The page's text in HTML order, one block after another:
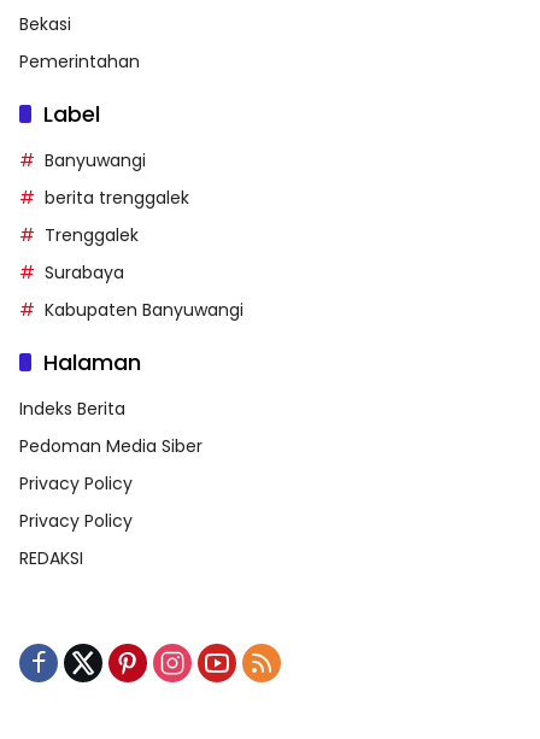
Bekasi
Pemerintahan
Label
Banyuwangi
berita trenggalek
Trenggalek
Surabaya
Kabupaten Banyuwangi
Halaman
Indeks Berita
Pedoman Media Siber
Privacy Policy
Privacy Policy
REDAKSI